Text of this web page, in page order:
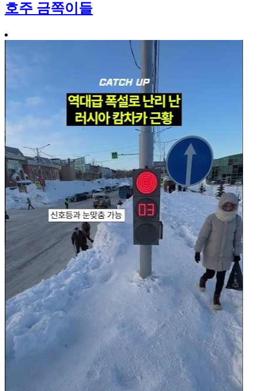
호주 금쪽이들